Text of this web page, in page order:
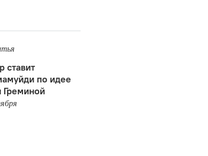
ставит
по идее
Греминой